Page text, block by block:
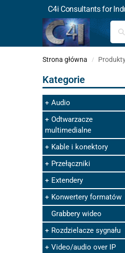
C4i Consultants for
Strona główna /
Kategorie
Audio
Odtwarzacze
multimedialne
Kable i konektory
Przełączniki
Extendery
Konwertery formatów
Grabbery wideo
Rozdzielacze sygnału
Video/audio over IP